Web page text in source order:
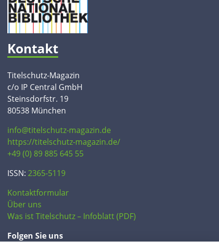
Kontakt
Titelschutz-Magazin
c/o IP Central GmbH
Steinsdorfstr. 19
80538 München
info@titelschutz-magazin.de
https://titelschutz-magazin.de/
+49 (0) 89 885 645 55
ISSN: 2365-5119
Kontaktformular
Über uns
Was ist Titelschutz – Infoblatt (PDF)
Folgen Sie uns